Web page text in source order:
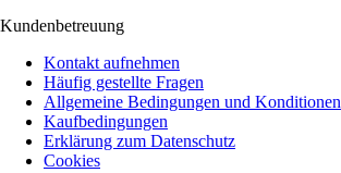
Kundenbetreuung
Kontakt aufnehmen
Häufig gestellte Fragen
Allgemeine Bedingungen und Konditionen
Kaufbedingungen
Erklärung zum Datenschutz
Cookies